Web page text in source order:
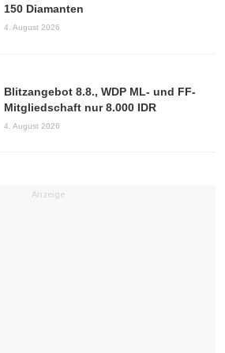
150 Diamanten
4. August 2026
Blitzangebot 8.8., WDP ML- und FF-
Mitgliedschaft nur 8.000 IDR
4. August 2026
Anzeige